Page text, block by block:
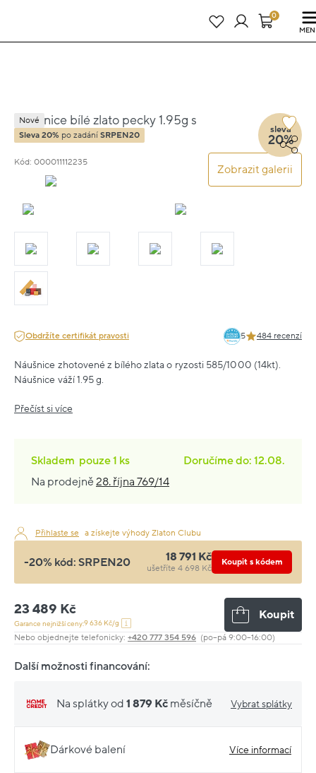
22 dní : 7h : 30m : 02s0
Náušnice bílé zlato pecky 1.95g s
diamantem 0.270ct
Kód: 000011112235
Zobrazit galerii
Nové
Sleva 20% po zadání SRPEN20
sleva
20%
Obdržíte certifikát pravosti 5 484 recenzí
Náušnice zhotovené z bílého zlata o ryzosti 585/1000 (14kt).
Náušnice váží 1.95 g.
Přečíst si více
Skladem pouze1 ks
Doručíme do: 12.08.
Na prodejně28. října 769/14
Přihlaste se a získejte výhody Zlaton Clubu
-20% kód: SRPEN20 18 791 Kč
ušetříte 4 698 Kč
Koupit s kódem
23 489 Kč
Garance nejnižší ceny:9 636 Kč/g
Koupit
Nebo objednejte telefonicky: +420 777 354 596 (po–pá 9:00–16:00)
Další možnosti financování:
Na splátky od 1 879 Kč měsíčně Vybrat splátky
Dárkové balení Více informací